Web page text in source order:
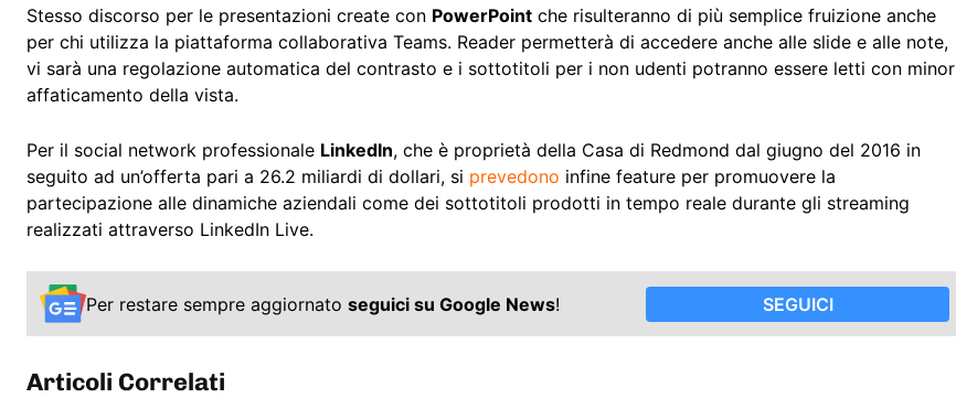
Stesso discorso per le presentazioni create con PowerPoint che risulteranno di più semplice fruizione anche
per chi utilizza la piattaforma collaborativa Teams. Reader permetterà di accedere anche alle slide e alle note,
vi sarà una regolazione automatica del contrasto e i sottotitoli per i non udenti potranno essere letti con minor
affaticamento della vista.
Per il social network professionale LinkedIn, che è proprietà della Casa di Redmond dal giugno del 2016 in
seguito ad un’offerta pari a 26.2 miliardi di dollari, si prevedono infine feature per promuovere la
partecipazione alle dinamiche aziendali come dei sottotitoli prodotti in tempo reale durante gli streaming
realizzati attraverso LinkedIn Live.
Per restare sempre aggiornato seguici su Google News! SEGUICI
Articoli Correlati